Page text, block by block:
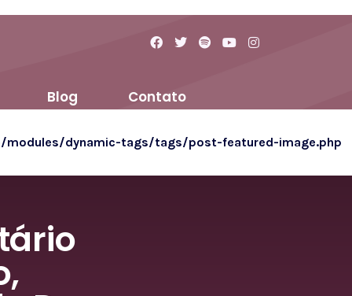
Blog Contato
dynamic-tags/tags/post-featured-image.php